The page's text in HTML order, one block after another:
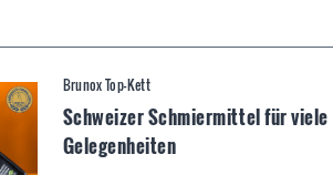
Brunox Top-Kett
Schweizer Schmiermittel für viele
Gelegenheiten